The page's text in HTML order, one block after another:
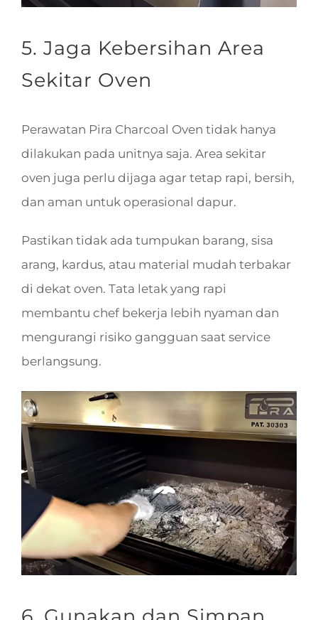
5. Jaga Kebersihan Area
Sekitar Oven
Perawatan Pira Charcoal Oven tidak hanya
dilakukan pada unitnya saja. Area sekitar
oven juga perlu dijaga agar tetap rapi, bersih,
dan aman untuk operasional dapur.
Pastikan tidak ada tumpukan barang, sisa
arang, kardus, atau material mudah terbakar
di dekat oven. Tata letak yang rapi
membantu chef bekerja lebih nyaman dan
mengurangi risiko gangguan saat service
berlangsung.